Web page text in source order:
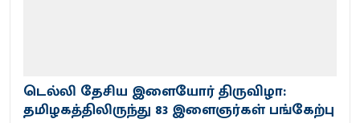
டெல்லி தேசிய இளையோர் திருவிழா:
தமிழகத்திலிருந்து 83 இளைஞர்கள் பங்கேற்பு